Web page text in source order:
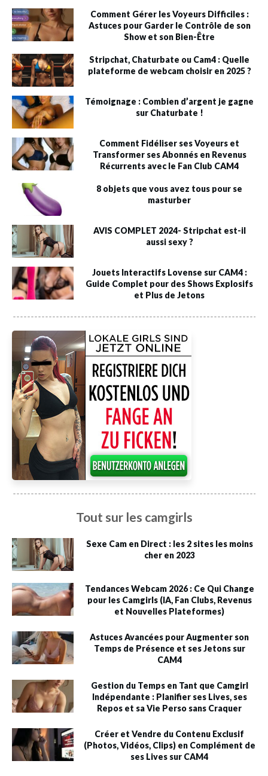
Comment Gérer les Voyeurs Difficiles :
Astuces pour Garder le Contrôle de son
Show et son Bien-Être
Stripchat, Chaturbate ou Cam4 : Quelle
plateforme de webcam choisir en 2025 ?
Témoignage : Combien d’argent je gagne
sur Chaturbate !
Comment Fidéliser ses Voyeurs et
Transformer ses Abonnés en Revenus
Récurrents avec le Fan Club CAM4
8 objets que vous avez tous pour se
masturber
AVIS COMPLET 2024- Stripchat est-il
aussi sexy ?
Jouets Interactifs Lovense sur CAM4 :
Guide Complet pour des Shows Explosifs
et Plus de Jetons
Tout sur les camgirls
Sexe Cam en Direct : les 2 sites les moins
cher en 2023
Tendances Webcam 2026 : Ce Qui Change
pour les Camgirls (IA, Fan Clubs, Revenus
et Nouvelles Plateformes)
Astuces Avancées pour Augmenter son
Temps de Présence et ses Jetons sur
CAM4
Gestion du Temps en Tant que Camgirl
Indépendante : Planifier ses Lives, ses
Repos et sa Vie Perso sans Craquer
Créer et Vendre du Contenu Exclusif
(Photos, Vidéos, Clips) en Complément de
ses Lives sur CAM4